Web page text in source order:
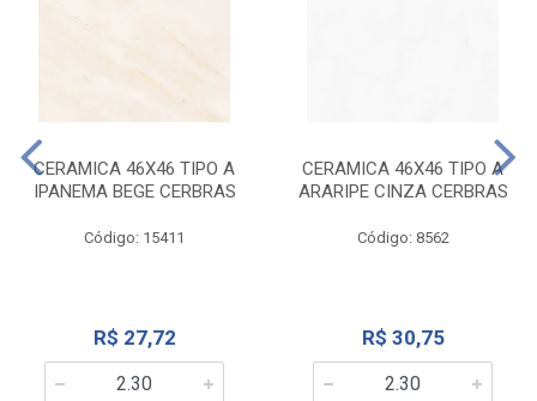
CERAMICA 46X46 TIPO A
IPANEMA BEGE CERBRAS
Código: 15411
R$ 27,72
CERAMICA 46X46 TIPO A
ARARIPE CINZA CERBRAS
Código: 8562
R$ 30,75